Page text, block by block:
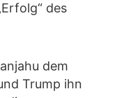
des
dem
Trump ihn